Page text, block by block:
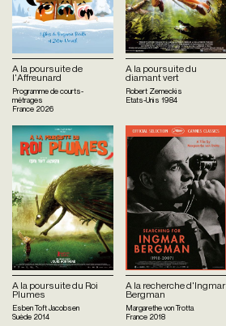
A la poursuite de
l'Affreunard
Programme de courts-
métrages
France 2026
A la poursuite du
diamant vert
Robert Zemeckis
Etats-Unis 1984
A la poursuite du Roi
Plumes
Esben Toft Jacobsen
Suède 2014
A la recherche d'Ingmar
Bergman
Margarethe von Trotta
France 2018